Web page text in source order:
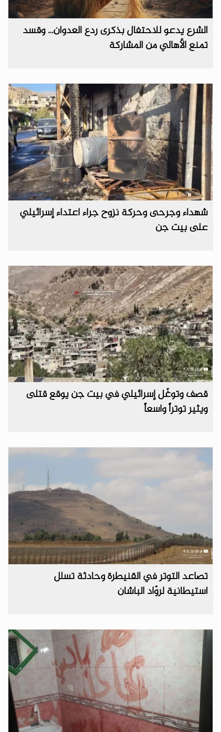
الشرع يدعو للاحتفال بذكرى ردع العدوان… وقسد
تمنع الأهالي من المشاركة
شهداء وجرحى وحركة نزوح جراء اعتداء إسرائيلي
على بيت جن
قصف وتوغّل إسرائيلي في بيت جن يوقع قتلى
ويثير توتراً واسعاً
تصاعد التوتر في القنيطرة وحادثة تسلل
استيطانية لروّاد الباشان